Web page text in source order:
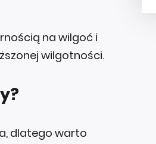
na wilgoć i
wilgotności.
dlatego warto